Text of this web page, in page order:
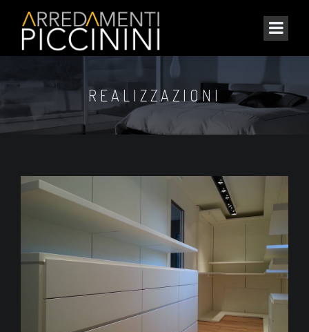
REALIZZAZIONI